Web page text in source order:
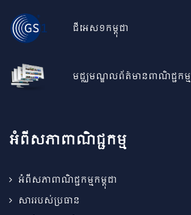
ជីអេស១កម្ពុជា
មជ្ឈមណ្ឌលព័ត៌មានពាណិជ្ជកម្ម
អំពីសភាពាណិជ្ជកម្ម
អំពីសភាពាណិជ្ជកម្មកម្ពុជា
សាររបស់ប្រធាន